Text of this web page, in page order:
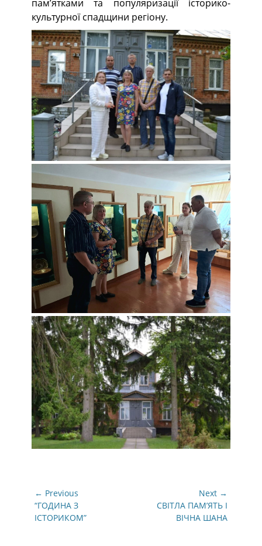
пам’ятками та популяризації історико-
культурної спадщини регіону.
Навігація
записів
← Previous
Previous
post:
“ГОДИНА З
ІСТОРИКОМ”
Next →
СВІТЛА ПАМ’ЯТЬ І
ВІЧНА ШАНА